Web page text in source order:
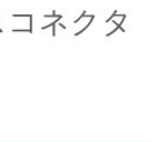
ネクタ